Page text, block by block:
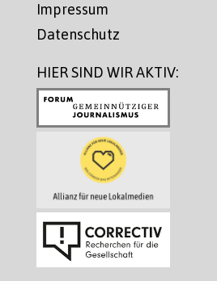
Impressum
Datenschutz
HIER SIND WIR AKTIV: